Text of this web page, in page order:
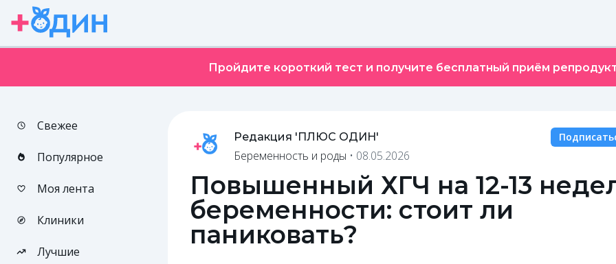
Пройдите короткий тест и получите бесплатный приём
Свежее
Популярное
Моя лента
Клиники
Лучшие
Редакция 'ПЛЮС ОДИН'
Беременность и роды • 08.05.2026
Повышенный ХГЧ на 12-13
беременности: стоит ли
паниковать?